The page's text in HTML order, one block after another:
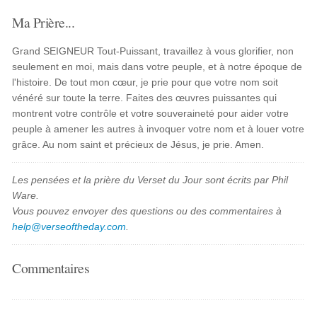
Ma Prière...
Grand SEIGNEUR Tout-Puissant, travaillez à vous glorifier, non
seulement en moi, mais dans votre peuple, et à notre époque de
l'histoire. De tout mon cœur, je prie pour que votre nom soit
vénéré sur toute la terre. Faites des œuvres puissantes qui
montrent votre contrôle et votre souveraineté pour aider votre
peuple à amener les autres à invoquer votre nom et à louer votre
grâce. Au nom saint et précieux de Jésus, je prie. Amen.
Les pensées et la prière du Verset du Jour sont écrits par Phil
Ware.
Vous pouvez envoyer des questions ou des commentaires à
help@verseoftheday.com
Commentaires